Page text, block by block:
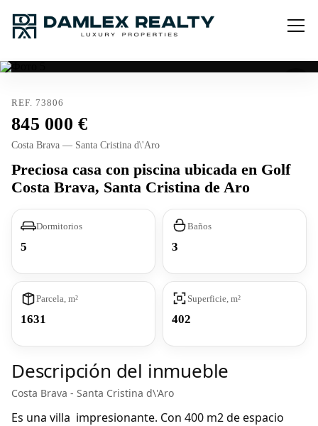
REF. 73806
845 000
Costa Brava — Santa Cristina d\'Aro
Preciosa casa con piscina ubicada en Golf
Costa Brava, Santa Cristina de Aro
Dormitorios
5
Baños
3
Parcela, m²
1631
Superficie, m²
402
Descripción del inmueble
Costa Brava - Santa Cristina d\'Aro
Es una villa impresionante. Con 400 m2 de espacio